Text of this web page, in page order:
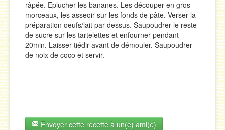
râpée. Eplucher les bananes. Les découper en gros
morceaux, les asseoir sur les fonds de pâte. Verser la
préparation oeufs/lait par-dessus. Saupoudrer le reste
de sucre sur les tartelettes et enfourner pendant
20min. Laisser tiédir avant de démouler. Saupoudrer
de noix de coco et servir.
Envoyer cette recette à un(e) ami(e)